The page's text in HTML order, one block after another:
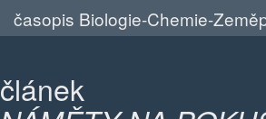
časopis Biologie-Chemie-
článek